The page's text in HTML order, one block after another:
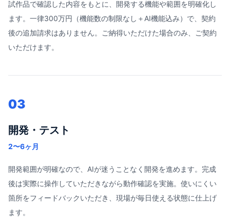
試作品で確認した内容をもとに、開発する機能や範囲を明確化し
ます。一律300万円（機能数の制限なし＋AI機能込み）で、契約
後の追加請求はありません。ご納得いただけた場合のみ、ご契約
いただけます。
03
開発・テスト
2〜6ヶ月
開発範囲が明確なので、AIが迷うことなく開発を進めます。完成
後は実際に操作していただきながら動作確認を実施。使いにくい
箇所をフィードバックいただき、現場が毎日使える状態に仕上げ
ます。